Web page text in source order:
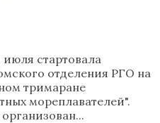
стартовала
отделения РГО на
тримаране
мореплавателей".